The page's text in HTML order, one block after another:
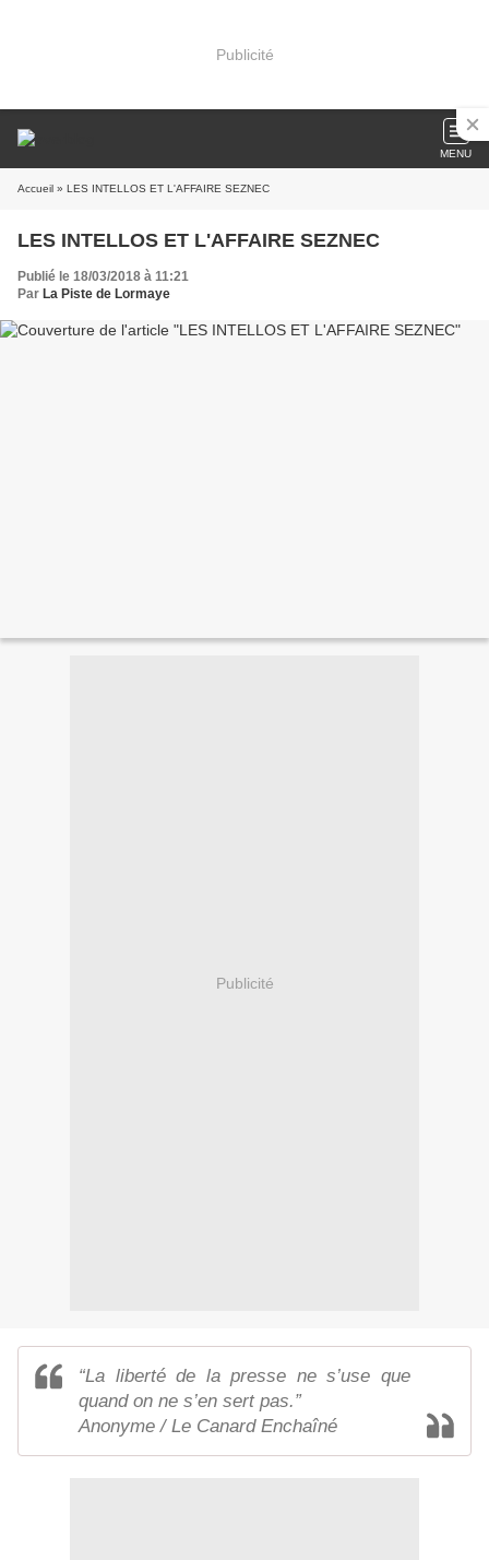
Publicité
MENU
Accueil » LES INTELLOS ET L'AFFAIRE SEZNEC
LES INTELLOS ET L'AFFAIRE SEZNEC
Publié le 18/03/2018 à 11:21
Par La Piste de Lormaye
Publicité
“La liberté de la presse ne s’use que
quand on ne s’en sert pas.”
Anonyme / Le Canard Enchaîné